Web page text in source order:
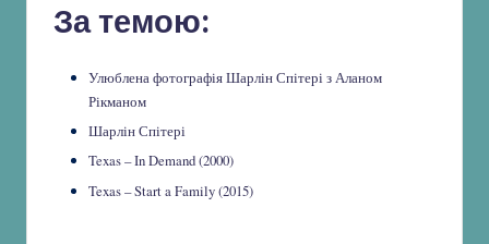
За темою:
Улюблена фотографія Шарлін Спітері з Аланом
Рікманом
Шарлін Спітері
Texas – In Demand (2000)
Texas – Start a Family (2015)